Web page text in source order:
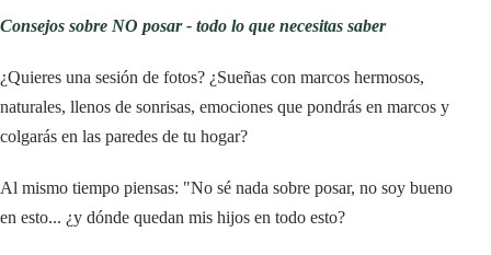
Consejos sobre NO posar - todo lo que necesitas saber
¿Quieres una sesión de fotos? ¿Sueñas con marcos hermosos,
naturales, llenos de sonrisas, emociones que pondrás en marcos y
colgarás en las paredes de tu hogar?
Al mismo tiempo piensas: "No sé nada sobre posar, no soy bueno
en esto... ¿y dónde quedan mis hijos en todo esto?